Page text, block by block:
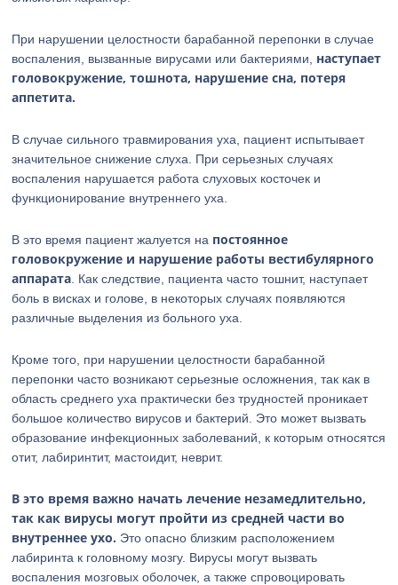
При нарушении целостности барабанной перепонки в случае
воспаления, вызванные вирусами или бактериями, наступает
головокружение, тошнота, нарушение сна, потеря
аппетита.
В случае сильного травмирования уха, пациент испытывает
значительное снижение слуха. При серьезных случаях
воспаления нарушается работа слуховых косточек и
функционирование внутреннего уха.
В это время пациент жалуется на постоянное
головокружение и нарушение работы вестибулярного
аппарата . Как следствие, пациента часто тошнит, наступает
боль в висках и голове, в некоторых случаях появляются
различные выделения из больного уха.
Кроме того, при нарушении целостности барабанной
перепонки часто возникают серьезные осложнения, так как в
область среднего уха практически без трудностей проникает
большое количество вирусов и бактерий. Это может вызвать
образование инфекционных заболеваний, к которым относятся
отит, лабиринтит, мастоидит, неврит.
В это время важно начать лечение незамедлительно,
так как вирусы могут пройти из средней части во
внутреннее ухо. Это опасно близким расположением
лабиринта к головному мозгу. Вирусы могут вызвать
воспаления мозговых оболочек, а также спровоцировать